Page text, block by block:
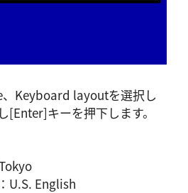
Keyboard layoutを選択し
[Enter]キーを押下します。
U.S. English